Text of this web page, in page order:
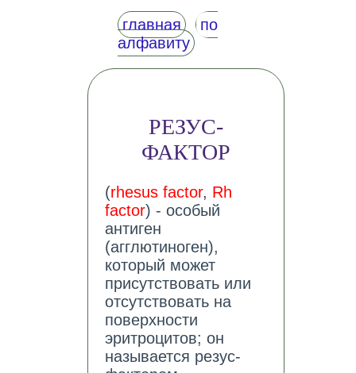
главная
по
алфавиту
РЕЗУС-
ФАКТОР
(rhesus factor, Rh
factor) - особый
антиген
(агглютиноген),
который может
присутствовать или
отсутствовать на
поверхности
эритроцитов; он
называется резус-